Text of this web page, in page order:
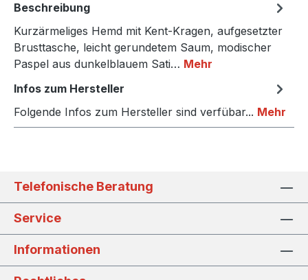
Beschreibung
Kurzärmeliges Hemd mit Kent-Kragen, aufgesetzter
Brusttasche, leicht gerundetem Saum, modischer
Paspel aus dunkelblauem Sati… Mehr
Infos zum Hersteller
Folgende Infos zum Hersteller sind verfübar... Mehr
Telefonische Beratung
Service
Informationen